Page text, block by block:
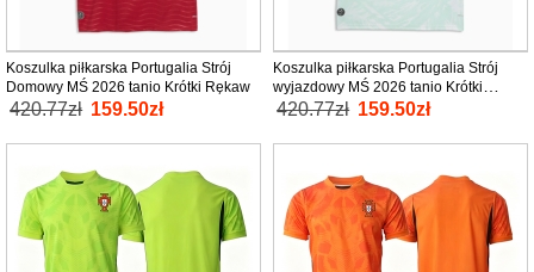
Koszulka piłkarska Portugalia Strój
Domowy MŚ 2026 tanio Krótki Rękaw
420.77zł 159.50zł
Koszulka piłkarska Portugalia Strój
wyjazdowy MŚ 2026 tanio Krótki
Rękaw
420.77zł 159.50zł